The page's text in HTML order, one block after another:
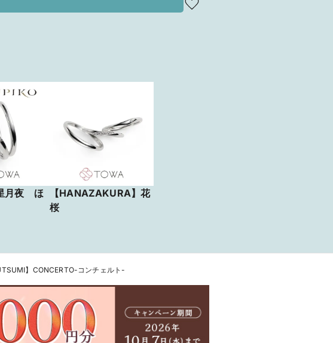
月夜 ほ
【HANAZAKURA】花
桜
】CONCERTO-コンチェルト-